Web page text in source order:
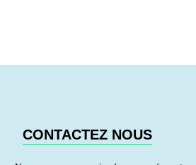
CONTACTEZ NOUS